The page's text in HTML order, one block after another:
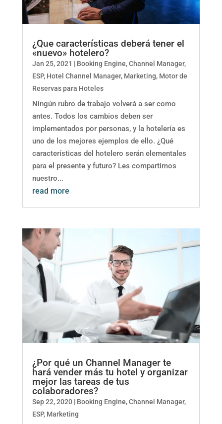
¿Que características deberá tener el
«nuevo» hotelero?
Jan 25, 2021 | Booking Engine,Channel Manager,
ESP, Hotel Channel Manager, Marketing, Motor de
Reservas para Hoteles
Ningún rubro de trabajo volverá a ser como
antes. Todos los cambios deben ser
implementados por personas, y la hotelería es
uno de los mejores ejemplos de ello. ¿Qué
características del hotelero serán elementales
para el presente y futuro? Les compartimos
nuestro...
read more
¿Por qué un Channel Manager te
hará vender más tu hotel y organizar
mejor las tareas de tus
colaboradores?
Sep 22, 2020| Booking Engine,Channel Manager,
ESP, Marketing